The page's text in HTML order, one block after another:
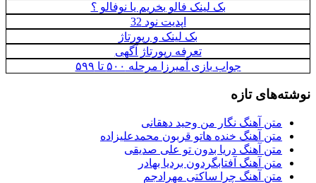
بک لینک فالو بخریم یا نوفالو ؟
اپدیت نود 32
بک لینک و رپورتاژ
تعرفه رپورتاژ آگهی
جواب بازی آمیرزا مرحله ۵۰۰ تا ۵۹۹
نوشته‌های تازه
متن آهنگ نگار من وحید دهقانی
متن آهنگ خنده هاتو قربون محمدعلیزاده
متن آهنگ دریا بدون تو علی صدیقی
متن آهنگ آفتابگردون بردیا بهادر
متن آهنگ چرا ساکتی مهرادجم